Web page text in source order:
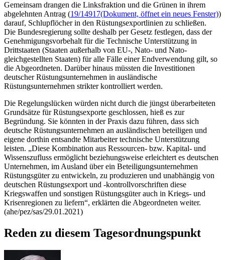
Gemeinsam drangen die Linksfraktion und die Grünen in ihrem
abgelehnten Antrag (19/14917(Dokument, öffnet ein neues Fenster))
darauf, Schlupflöcher in den Rüstungsexportlinien zu schließen.
Die Bundesregierung sollte deshalb per Gesetz festlegen, dass der
Genehmigungsvorbehalt für die Technische Unterstützung in
Drittstaaten (Staaten außerhalb von EU-, Nato- und Nato-
gleichgestellten Staaten) für alle Fälle einer Endverwendung gilt, so
die Abgeordneten. Darüber hinaus müssten die Investitionen
deutscher Rüstungsunternehmen in ausländische
Rüstungsunternehmen strikter kontrolliert werden.
Die Regelungslücken würden nicht durch die jüngst überarbeiteten
Grundsätze für Rüstungsexporte geschlossen, hieß es zur
Begründung. Sie könnten in der Praxis dazu führen, dass sich
deutsche Rüstungsunternehmen an ausländischen beteiligen und
eigene dorthin entsandte Mitarbeiter technische Unterstützung
leisten. „Diese Kombination aus Ressourcen- bzw. Kapital- und
Wissenszufluss ermöglicht beziehungsweise erleichtert es deutschen
Unternehmen, im Ausland über ein Beteiligungsunternehmen
Rüstungsgüter zu entwickeln, zu produzieren und unabhängig von
deutschen Rüstungsexport und -kontrollvorschriften diese
Kriegswaffen und sonstigen Rüstungsgüter auch in Kriegs- und
Krisenregionen zu liefern“, erklärten die Abgeordneten weiter.
(ahe/pez/sas/29.01.2021)
Reden zu diesem Tagesordnungspunkt